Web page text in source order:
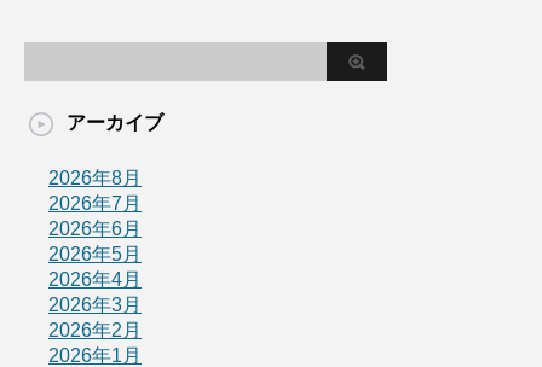
アーカイブ
2026年8月
2026年7月
2026年6月
2026年5月
2026年4月
2026年3月
2026年2月
2026年1月